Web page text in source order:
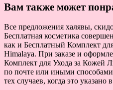
Вам также может
Все предложения халявы,
Бесплатная косметика
как и Бесплатный Комплект
Himalaya. При заказе и
Комплект для Ухода за Кожей
по почте или иными
тех случаев, когда это